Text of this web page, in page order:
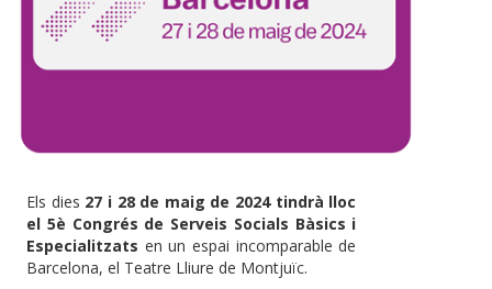
Els dies 27 i 28 de maig de 2024 tindrà lloc
el 5è Congrés de Serveis Socials Bàsics i
Especialitzats en un espai incomparable de
Barcelona, el Teatre Lliure de Montjuïc.